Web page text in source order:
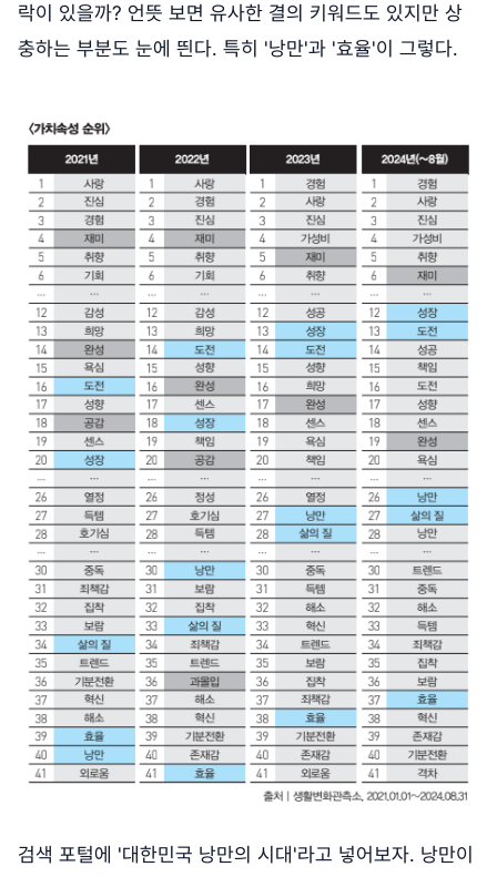
락이 있을까? 언뜻 보면 유사한 결의 키워드도 있지만 상
충하는 부분도 눈에 띈다. 특히 '낭만'과 '효율'이 그렇다.
검색 포털에 '대한민국 낭만의 시대'라고 넣어보자. 낭만이